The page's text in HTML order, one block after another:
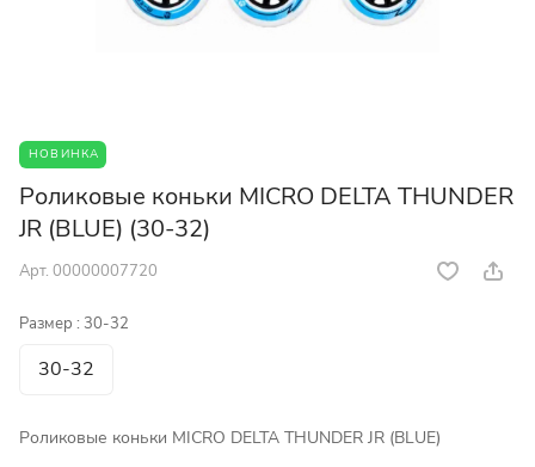
НОВИНКА
Роликовые коньки MICRO DELTA THUNDER
JR (BLUE) (30-32)
Арт. 00000007720
Размер : 30-32
30-32
Роликовые коньки MICRO DELTA THUNDER JR (BLUE)